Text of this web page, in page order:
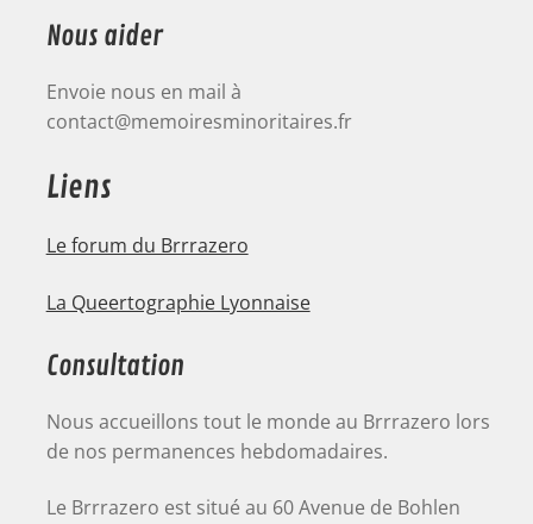
Nous aider
Envoie nous en mail à
contact@memoiresminoritaires.fr
Liens
Le forum du Brrrazero
La Queertographie Lyonnaise
Consultation
Nous accueillons tout le monde au Brrrazero lors
de nos permanences hebdomadaires.
Le Brrrazero est situé au 60 Avenue de Bohlen